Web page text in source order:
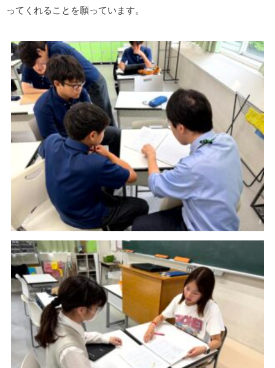
ってくれることを願っています。